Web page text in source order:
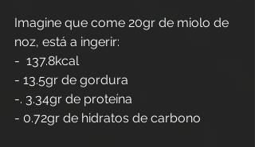
Imagine que come 20gr de miolo de
noz, está a ingerir:
-  137.8kcal
- 13.5gr de gordura
-. 3.34gr de proteína
- 0.72gr de hidratos de carbono